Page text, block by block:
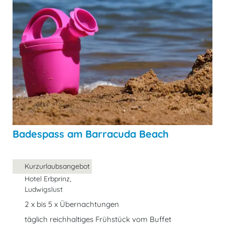
Badespass am Barracuda Beach
Kurzurlaubsangebot
Hotel Erbprinz,
Ludwigslust
2 x bis 5 x Übernachtungen
täglich reichhaltiges Frühstück vom Buffet